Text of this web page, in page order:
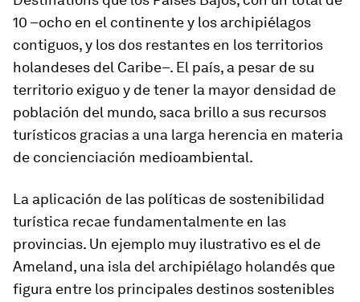
10 –ocho en el continente y los archipiélagos
contiguos, y los dos restantes en los territorios
holandeses del Caribe–. El país, a pesar de su
territorio exiguo y de tener la mayor densidad de
población del mundo, saca brillo a sus recursos
turísticos gracias a una larga herencia en materia
de concienciación medioambiental.
La aplicación de las políticas de sostenibilidad
turística recae fundamentalmente en las
provincias. Un ejemplo muy ilustrativo es el de
Ameland, una isla del archipiélago holandés que
figura entre los principales destinos sostenibles